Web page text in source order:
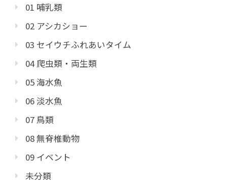
01 哺乳類
02 アシカショー
03 セイウチふれあいタイム
04 爬虫類・両生類
05 海水魚
06 淡水魚
07 鳥類
08 無脊椎動物
09 イベント
未分類